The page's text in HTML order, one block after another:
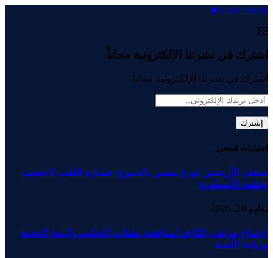
Close Menu
اشترك في نشرتنا الإلكترونية مجاناً
اشترك في نشرتنا الإلكترونية مجاناً.
اختيارات المحرر
صحف الأرجنتين تودع ميسي بالدموع: خسارة اللقب لا تحجب
عظمة الأسطورة
يوليو 20, 2026
اجتماع مرتقب للكاف لمناقشة ملفات التحكيم والبنية التحتية
وزيادة الأندية